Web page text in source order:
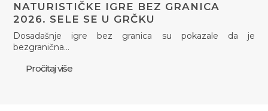
NATURISTIČKE IGRE BEZ GRANICA
2026. SELE SE U GRČKU
Dosadašnje igre bez granica su pokazale da je
bezgranična…
Pročitaj više